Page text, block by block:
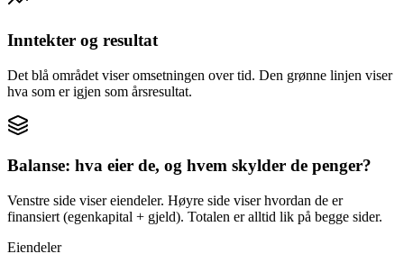
Inntekter og resultat
Det blå området viser omsetningen over tid. Den grønne linjen viser
hva som er igjen som årsresultat.
Balanse: hva eier de, og hvem skylder de penger?
Venstre side viser eiendeler. Høyre side viser hvordan de er
finansiert (egenkapital + gjeld). Totalen er alltid lik på begge sider.
Eiendeler